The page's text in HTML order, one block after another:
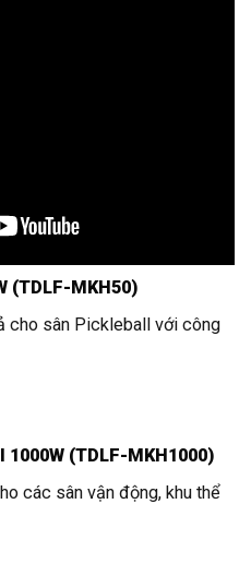
(TDLF-MKH50)
cho sân Pickleball với công
1000W (TDLF-MKH1000)
các sân vận động, khu thể